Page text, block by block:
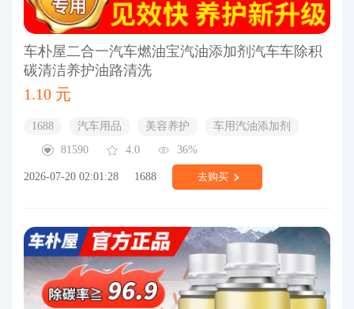
车朴屋二合一汽车燃油宝汽油添加剂汽车车除积
碳清洁养护油路清洗
1.10 元
1688 汽车用品 美容养护
车用汽油添加剂
81590
4.0 36%
2026-07-20 02:01:28 1688 去购买